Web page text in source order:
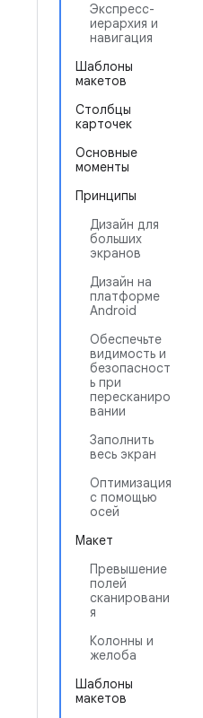
Экспресс-
иерархия и
навигация
Шаблоны
макетов
Столбцы
карточек
Основные
моменты
Принципы
Дизайн для
больших
экранов
Дизайн на
платформе
Android
Обеспечьте
видимость и
безопасност
ь при
пересканиро
вании
Заполнить
весь экран
Оптимизация
с помощью
осей
Макет
Превышение
полей
сканировани
я
Колонны и
желоба
Шаблоны
макетов